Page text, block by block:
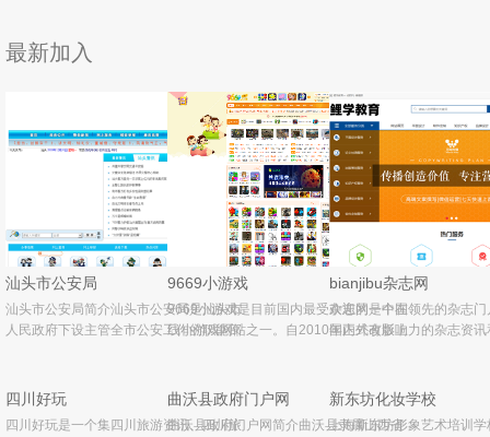
最新加入
汕头市公安局
汕头市公安局简介汕头市公安局是汕头市
人民政府下设主管全市公安工作的职能部
乡、街道设派出所;公安分局与派出
9669小游戏
9669小游戏是目前国内最受欢迎的一个在
线小游戏网站之一。自2010年正式改版上
量超过200万，据ALEXA排名
bianjibu杂志网
杂志网是中国领先的杂志
国内外有影响力的杂志资
力和互动性,权威,主流,时尚
四川好玩
四川好玩是一个集四川旅游资讯、四川旅
曲沃县政府门户网
曲沃县政府门户网简介曲沃县隶属山西省
新东坊化妆学校
上海新东坊形象艺术培训